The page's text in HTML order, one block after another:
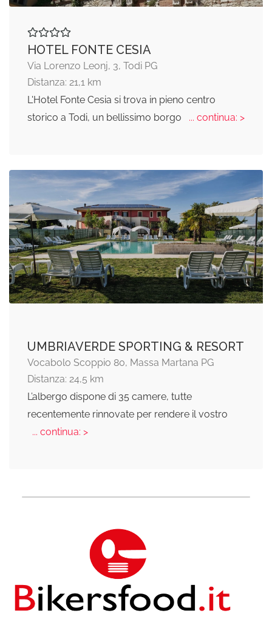
HOTEL FONTE CESIA
Via Lorenzo Leonj, 3, Todi PG
Distanza: 21,1 km
L'Hotel Fonte Cesia si trova in pieno centro
storico a Todi, un bellissimo borgo
... continua: >
UMBRIAVERDE SPORTING & RESORT
Vocabolo Scoppio 80, Massa Martana PG
Distanza: 24,5 km
L’albergo dispone di 35 camere, tutte
recentemente rinnovate per rendere il vostro
... continua: >